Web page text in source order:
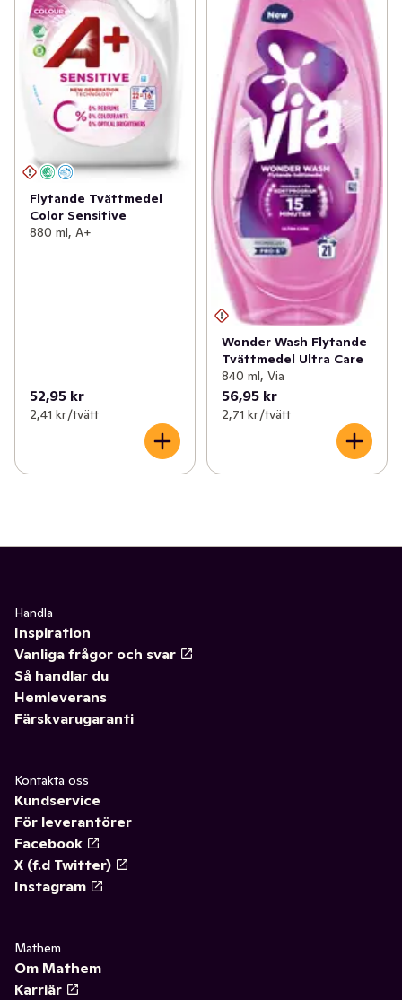
Flytande Tvättmedel
Color Sensitive
880 ml, A+
52,95 kr
2,41 kr /tvätt
Wonder Wash Flytande
Tvättmedel Ultra Care
840 ml, Via
56,95 kr
2,71 kr /tvätt
Handla
Inspiration
Vanliga frågor och svar
Så handlar du
Hemleverans
Färskvarugaranti
Kontakta oss
Kundservice
För leverantörer
Facebook
X (f.d Twitter)
Instagram
Mathem
Om Mathem
Karriär